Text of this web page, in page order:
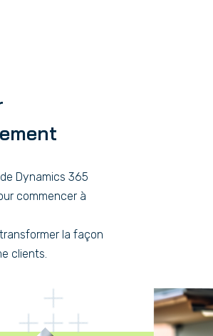
Dynamics 365
commencer à
la façon
clients.